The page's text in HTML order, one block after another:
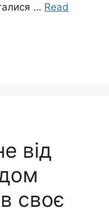
… Read
від
своє